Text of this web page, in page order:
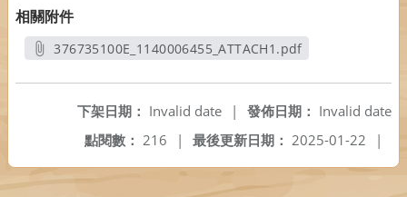
相關附件
376735100E_1140006455_ATTACH1.pdf
發佈日期： Invalid date
下架日期： Invalid date
|
最後更新日期： 2025-01-22 |
點閱數： 216 |